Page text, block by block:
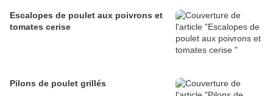
Escalopes de poulet aux poivrons et
tomates cerise
Pilons de poulet grillés